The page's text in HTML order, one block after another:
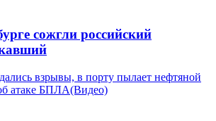
сожгли российский